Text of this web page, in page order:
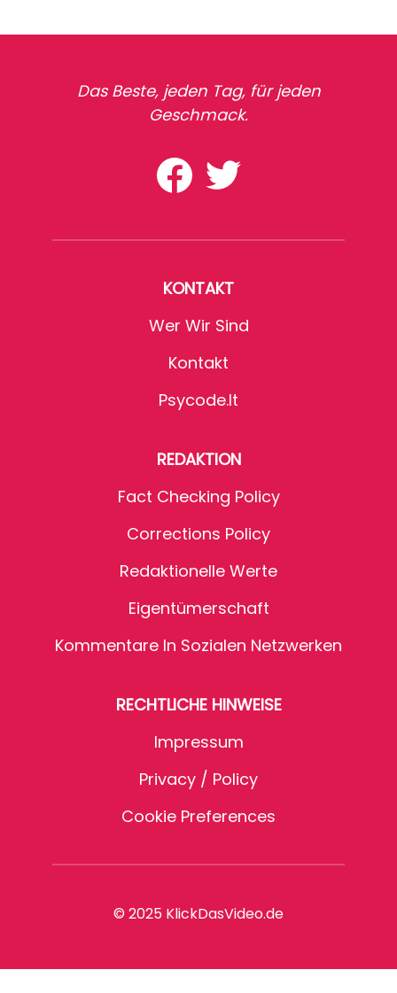
Das Beste, jeden Tag, für jeden
Geschmack.
KONTAKT
Wer Wir Sind
Kontakt
Psycode.it
REDAKTION
Fact Checking Policy
Corrections Policy
Redaktionelle Werte
Eigentümerschaft
Kommentare In Sozialen Netzwerken
RECHTLICHE HINWEISE
Impressum
Privacy / Policy
Cookie Preferences
© 2025 KlickDasVideo.de